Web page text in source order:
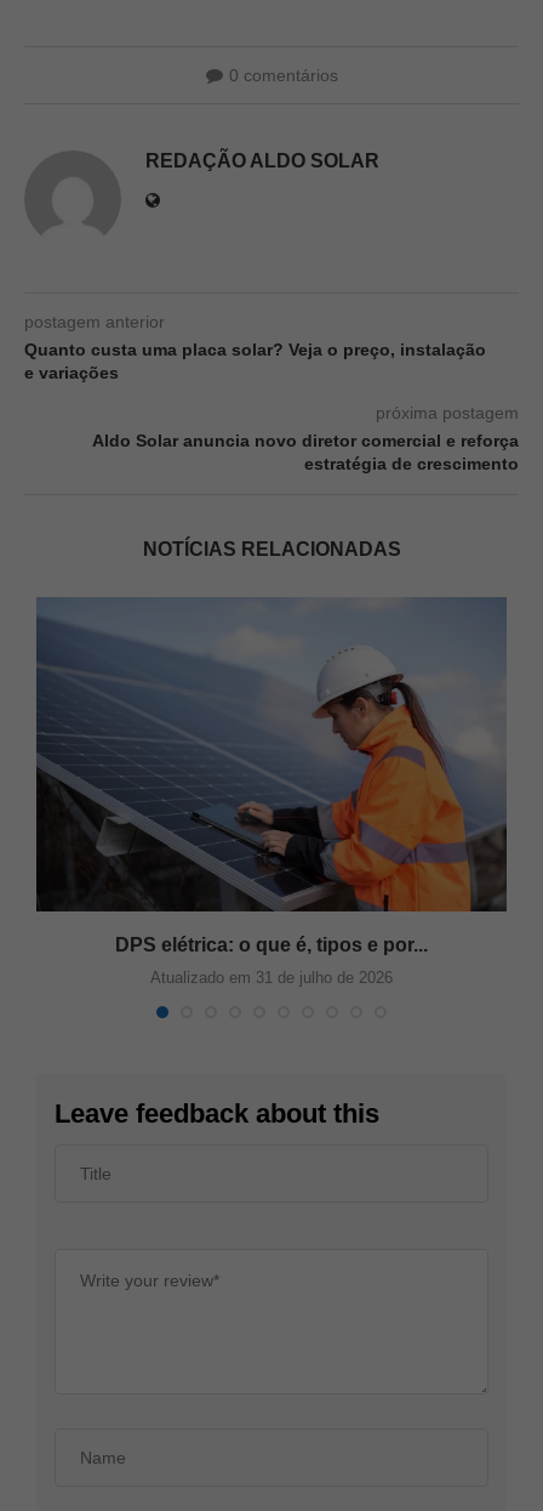
0 comentários
REDAÇÃO ALDO SOLAR
postagem anterior
Quanto custa uma placa solar? Veja o preço, instalação
e variações
próxima postagem
Aldo Solar anuncia novo diretor comercial e reforça
estratégia de crescimento
NOTÍCIAS RELACIONADAS
DPS elétrica: o que é, tipos e por...
Atualizado em 31 de julho de 2026
Leave feedback about this